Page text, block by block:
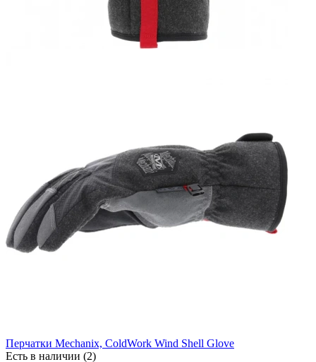
Перчатки Mechanix, ColdWork Wind Shell Glove
Есть в наличии (2)